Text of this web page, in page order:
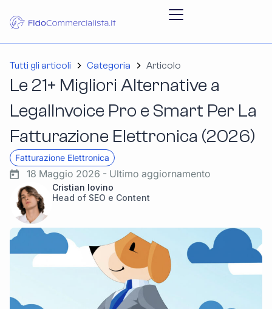
Tutti gli articoli Categoria Articolo
Le 21+ Migliori Alternative a
LegalInvoice Pro e Smart Per La
Fatturazione Elettronica (2026)
Fatturazione Elettronica
18 Maggio 2026 - Ultimo aggiornamento
Cristian Iovino
Head of SEO e Content